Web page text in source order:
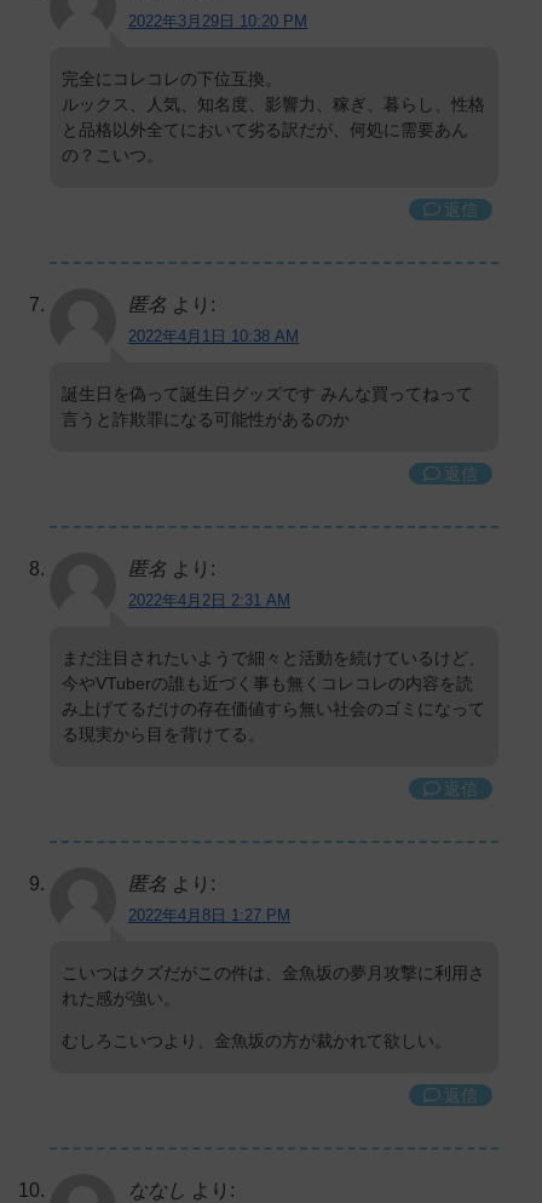
2022年3月29日 10:20 PM
完全にコレコレの下位互換。
ルックス、人気、知名度、影響力、稼ぎ、暮らし、性格
と品格以外全てにおいて劣る訳だが、何処に需要あん
の？こいつ。
返信
匿名 より:
2022年4月1日 10:38 AM
誕生日を偽って誕生日グッズです みんな買ってねって
言うと詐欺罪になる可能性があるのか
返信
匿名 より:
2022年4月2日 2:31 AM
まだ注目されたいようで細々と活動を続けているけど、
今やVTuberの誰も近づく事も無くコレコレの内容を読
み上げてるだけの存在価値すら無い社会のゴミになって
る現実から目を背けてる。
返信
匿名 より:
2022年4月8日 1:27 PM
こいつはクズだがこの件は、金魚坂の夢月攻撃に利用さ
れた感が強い。
むしろこいつより、金魚坂の方が裁かれて欲しい。
返信
ななし より: